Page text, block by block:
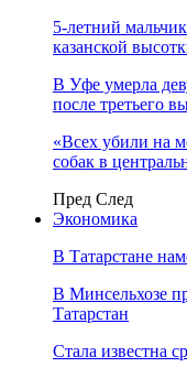
5-летний
казанской
В Уфе умерла
после третьего
«Всех убили на
собак в
Пред След
Экономика
В Татарстане
В Минсельхозе
Татарстан
Стала известна